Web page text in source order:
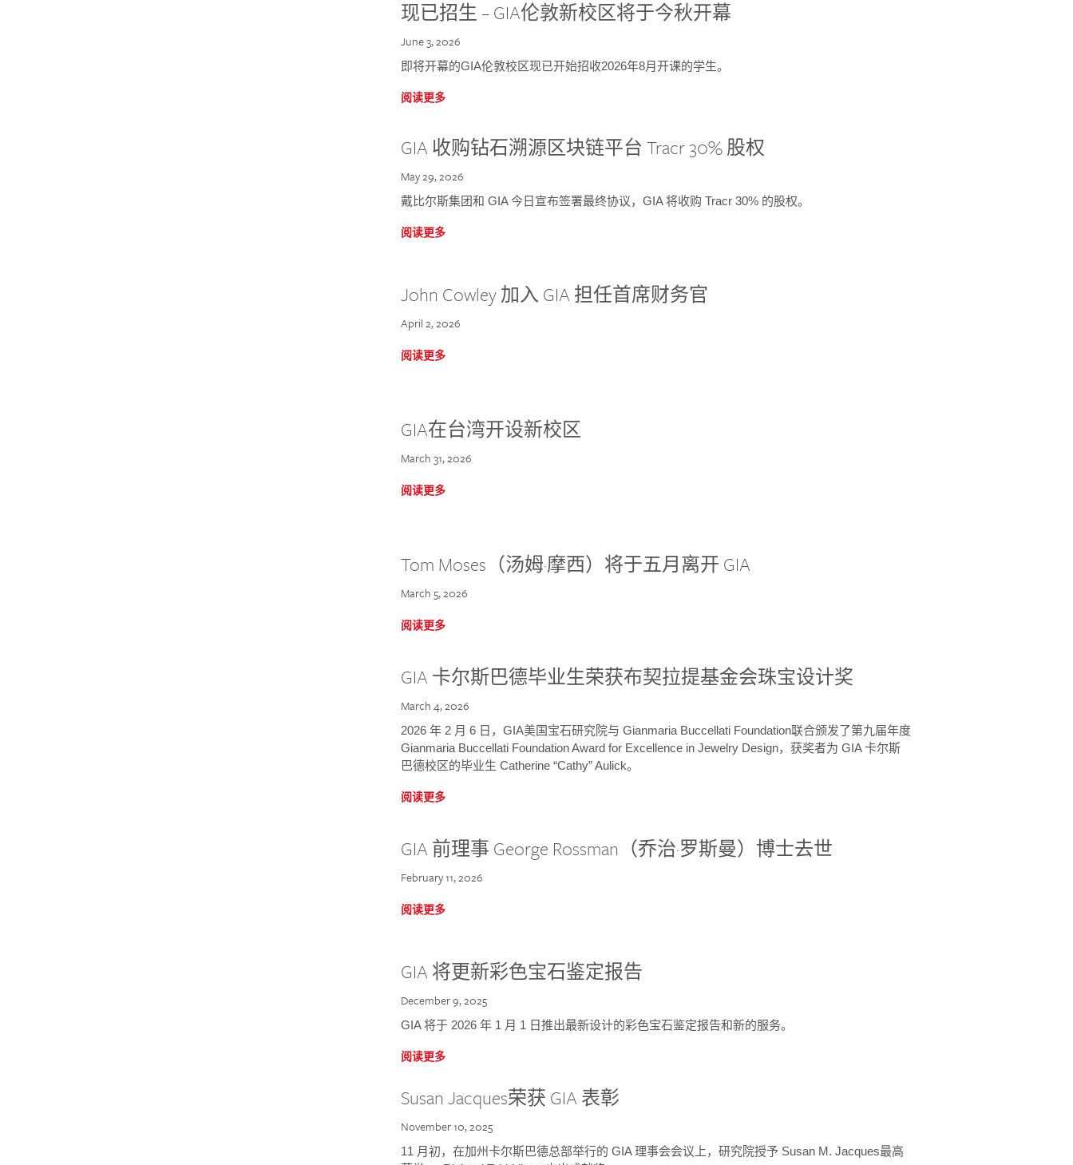
现已招生 – GIA伦敦新校区将于今秋开幕
June 3, 2026
即将开幕的GIA伦敦校区现已开始招收2026年8月开课的学生。
阅读更多
GIA 收购钻石溯源区块链平台 Tracr 30% 股权
May 29, 2026
戴比尔斯集团和 GIA 今日宣布签署最终协议，GIA 将收购 Tracr 30% 的股权。
阅读更多
John Cowley 加入 GIA 担任首席财务官
April 2, 2026
阅读更多
GIA在台湾开设新校区
March 31, 2026
阅读更多
Tom Moses（汤姆·摩西）将于五月离开 GIA
March 5, 2026
阅读更多
GIA 卡尔斯巴德毕业生荣获布契拉提基金会珠宝设计奖
March 4, 2026
2026 年 2 月 6 日，GIA美国宝石研究院与 Gianmaria Buccellati Foundation联合颁发了第九届年度
Gianmaria Buccellati Foundation Award for Excellence in Jewelry Design，获奖者为 GIA 卡尔斯
巴德校区的毕业生 Catherine “Cathy” Aulick。
阅读更多
GIA 前理事 George Rossman（乔治·罗斯曼）博士去世
February 11, 2026
阅读更多
GIA 将更新彩色宝石鉴定报告
December 9, 2025
GIA 将于 2026 年 1 月 1 日推出最新设计的彩色宝石鉴定报告和新的服务。
阅读更多
Susan Jacques荣获 GIA 表彰
November 10, 2025
11 月初，在加州卡尔斯巴德总部举行的 GIA 理事会会议上，研究院授予 Susan M. Jacques最高